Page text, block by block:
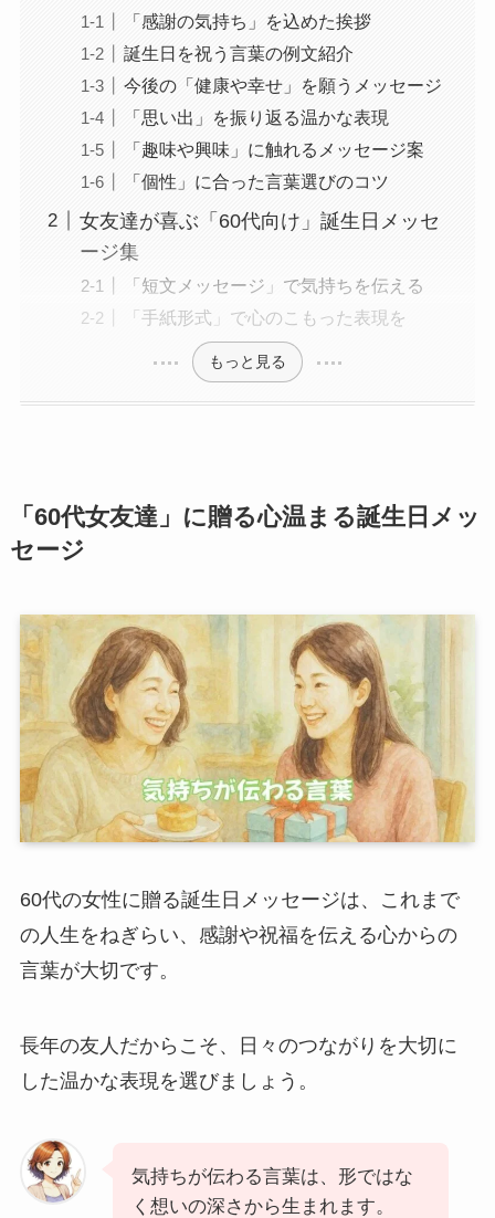
「感謝の気持ち」を込めた挨拶
誕生日を祝う言葉の例文紹介
今後の「健康や幸せ」を願うメッセージ
「思い出」を振り返る温かな表現
「趣味や興味」に触れるメッセージ案
「個性」に合った言葉選びのコツ
女友達が喜ぶ「60代向け」誕生日メッセ
ージ集
「短文メッセージ」で気持ちを伝える
「手紙形式」で心のこもった表現を
もっと見る
「60代女友達」に贈る心温まる誕生日メッ
セージ
60代の女性に贈る誕生日メッセージは、これまで
の人生をねぎらい、感謝や祝福を伝える心からの
言葉が大切です。
長年の友人だからこそ、日々のつながりを大切に
した温かな表現を選びましょう。
気持ちが伝わる言葉は、形ではな
く想いの深さから生まれます。